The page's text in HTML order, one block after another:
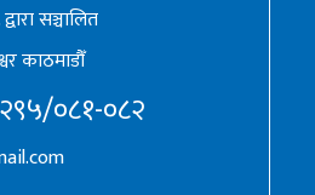
सञ्चालित
काठमाडौँ
०८१-०८२